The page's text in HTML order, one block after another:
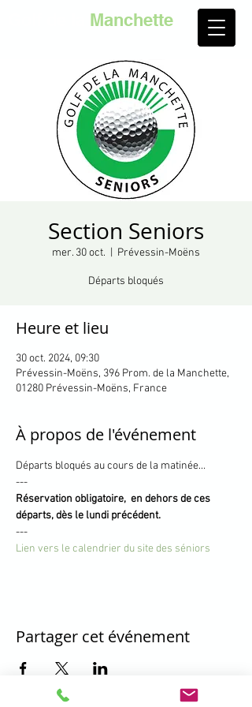
Manchette
Section Seniors
mer. 30 oct. Prévessin-Moëns
Départs bloqués
Heure et lieu
30 oct. 2024, 09:30
Prévessin-Moëns, 396 Prom. de la Manchette,
01280 Prévessin-Moëns, France
À propos de l'événement
Départs bloqués au cours de la matinée...
---
Réservation obligatoire,  en dehors de ces
départs, dès le lundi précédent.
---
Lien vers le calendrier du site des séniors
Partager cet événement